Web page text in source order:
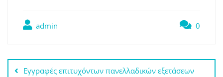
admin 0
Πλοήγηση
Εγγραφές επιτυχόντων πανελλαδικών εξετάσεων